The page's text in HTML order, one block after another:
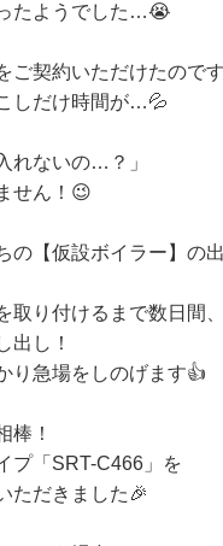
たようでした…😭
ご契約いただけたのです
しだけ時間が…💦
れないの…？」
せん！😉
の【仮設ボイラー】の
取り付けるまで数日間、
出し！
り急場をしのげます👍
棒！
プ「SRT-C466」を
ただきました🎉